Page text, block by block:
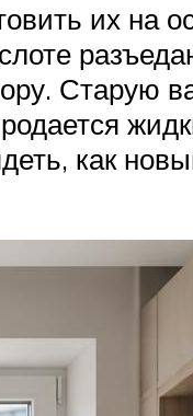
их на
Старую
как